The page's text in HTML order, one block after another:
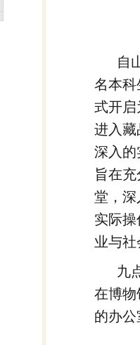
自
名本科
式开启
进入藏
深入的
旨在
堂，深
实际
业与
九
在博物
的办